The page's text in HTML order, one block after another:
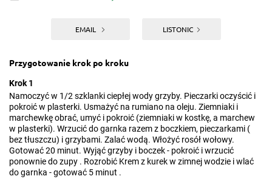
EMAIL LISTONIC
Przygotowanie krok po kroku
Krok 1
Namoczyć w 1/2 szklanki ciepłej wody grzyby. Pieczarki oczyścić i
pokroić w plasterki. Usmażyć na rumiano na oleju. Ziemniaki i
marchewkę obrać, umyć i pokroić (ziemniaki w kostkę, a marchew
w plasterki). Wrzucić do garnka razem z boczkiem, pieczarkami (
bez tłuszczu) i grzybami. Zalać wodą. Włożyć rosół wołowy.
Gotować 20 minut. Wyjąć grzyby i boczek - pokroić i wrzucić
ponownie do zupy . Rozrobić Krem z kurek w zimnej wodzie i wlać
do garnka - gotować 5 minut .